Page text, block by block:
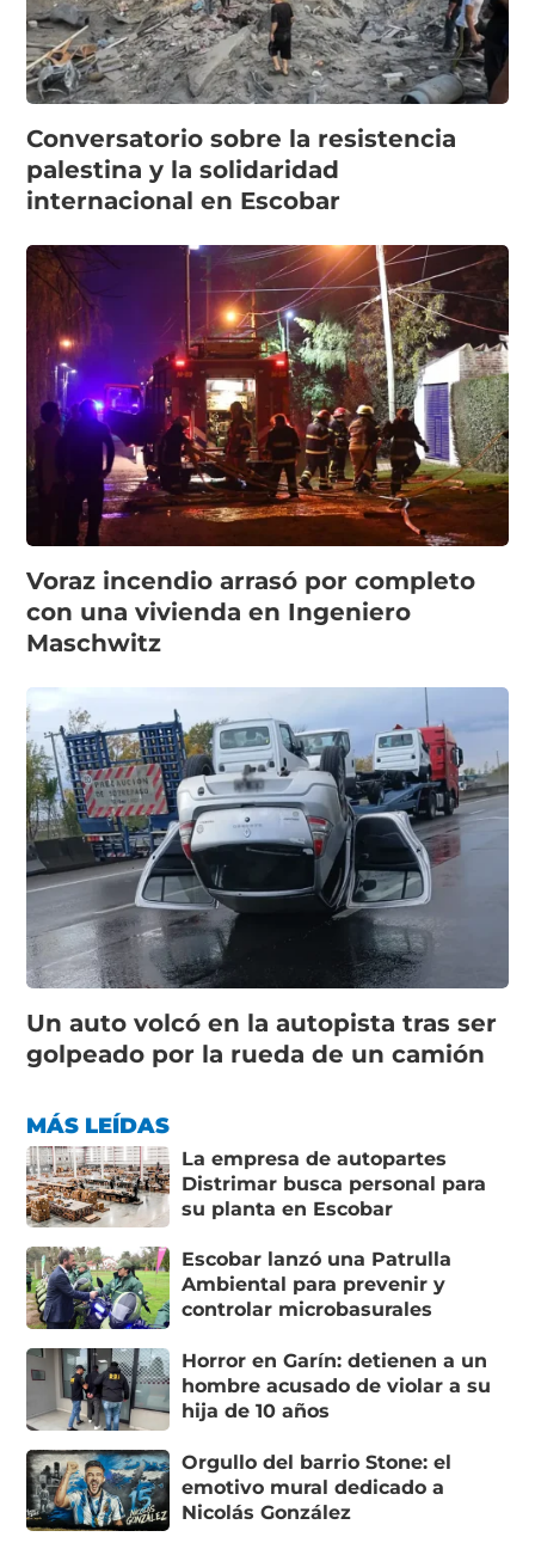
Conversatorio sobre la resistencia
palestina y la solidaridad
internacional en Escobar
Voraz incendio arrasó por completo
con una vivienda en Ingeniero
Maschwitz
Un auto volcó en la autopista tras ser
golpeado por la rueda de un camión
MÁS LEÍDAS
La empresa de autopartes
Distrimar busca personal para
su planta en Escobar
Escobar lanzó una Patrulla
Ambiental para prevenir y
controlar microbasurales
Horror en Garín: detienen a un
hombre acusado de violar a su
hija de 10 años
Orgullo del barrio Stone: el
emotivo mural dedicado a
Nicolás González